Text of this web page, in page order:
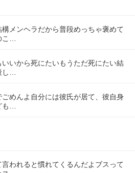
メンヘラだから普段めっちゃ褒めて
こ…
いから死にたいもうただ死にたい結
…
めんよ自分には彼氏が居て、彼自身
…
われると慣れてくるんだよブスって